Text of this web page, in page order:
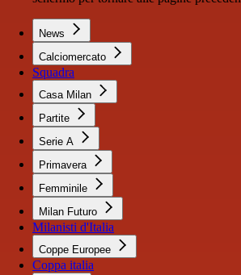
News
Calciomercato
Squadra
Casa Milan
Partite
Serie A
Primavera
Femminile
Milan Futuro
Milanisti d'Italia
Coppe Europee
Coppa italia